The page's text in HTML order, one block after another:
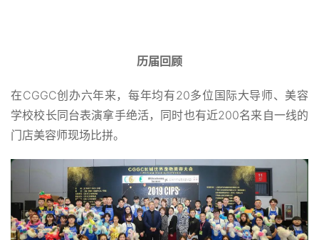
历届回顾
在CGGC创办六年来，每年均有20多位国际大导师、美容
学校校长同台表演拿手绝活，同时也有近200名来自一线的
门店美容师现场比拼。